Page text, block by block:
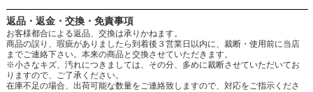
返品・返金・交換・免責事項
お客様都合による返品、交換は承りかねます。
商品の誤り、瑕疵がありましたら到着後３営業日以内に、裁断・使用前に当店
までご連絡下さい。本来の商品と交換させていただきます。
※小さなキズ、汚れにつきましては、その分、多めに裁断させていただいてお
りますので、ご了承ください。
在庫不足の場合、出荷可能な数量をご連絡致しますので、対応をご指示くださ